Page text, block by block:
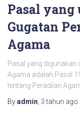
Pasal yang
Gugatan
Agama
Pasal yang digunakan
Agama adalah Pasal
tentang Peradilan
Byadmin 3 tahun ago